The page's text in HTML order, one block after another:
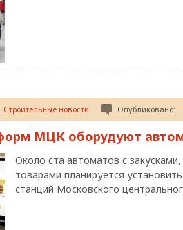
Строительные новости Опубликовано:
МЦК оборудуют
Около ста автоматов с
товарами планируется
станций Московского